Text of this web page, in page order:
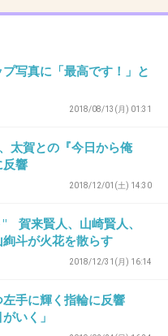
どなー
だけど、骨太さを感じて
ど
写真に「最高です！」と
2018/08/13(月) 01:31
太賀との『今日から俺
反響
2018/12/01(土) 14:30
賀来賢人、山崎賢人、
斗が火花を散らす
2018/12/31(月) 16:14
左手に輝く指輪に反響
いく」